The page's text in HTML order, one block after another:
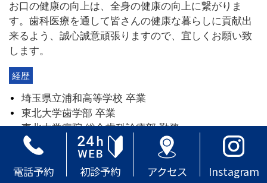
お口の健康の向上は、全身の健康の向上に繋がりま
す。歯科医療を通して皆さんの健康な暮らしに貢献出
来るよう、誠心誠意頑張りますので、宜しくお願い致
します。
経歴
埼玉県立浦和高等学校 卒業
東北大学歯学部 卒業
東北大学病院 総合歯科診療部 勤務
医療法人絆尚会 勤務
インビザラインドクター
ミニッシュドクター
電話予約 初診予約 アクセス Instagram